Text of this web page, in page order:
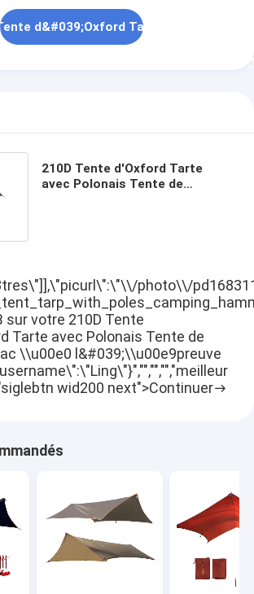
d&#039;Oxford Tarte avec Polonais
210D Tente d'Oxford Tarte
avec Polonais Tente de
photo\\/
sur votre 210D Tente
Tarte avec Polonais Tente de
\\u00e0 l&#039;\\u00e9preuve
wid200 next">Continuer